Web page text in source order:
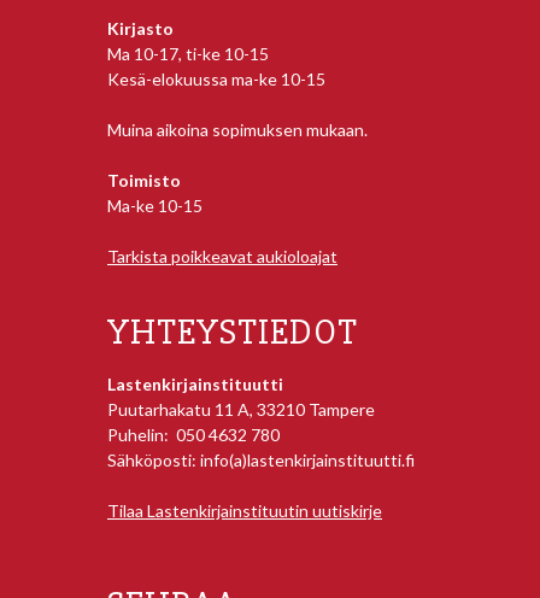
Kirjasto
Ma 10-17, ti-ke 10-15
Kesä-elokuussa ma-ke 10-15
Muina aikoina sopimuksen mukaan.
Toimisto
Ma-ke 10-15
Tarkista poikkeavat aukioloajat
YHTEYSTIEDOT
Lastenkirjainstituutti
Puutarhakatu 11 A, 33210 Tampere
Puhelin: 050 4632 780
Sähköposti: info(a)lastenkirjainstituutti.fi
Tilaa Lastenkirjainstituutin uutiskirje